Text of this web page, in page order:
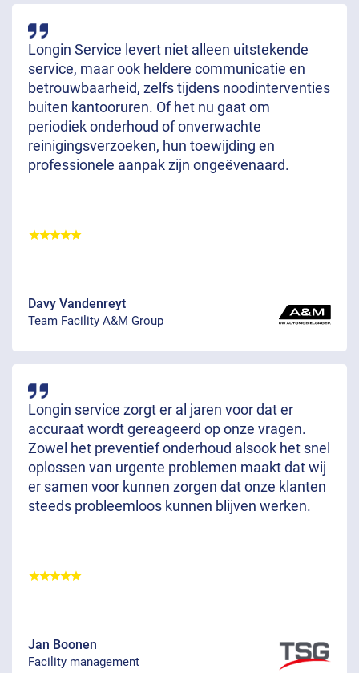
Longin Service levert niet alleen uitstekende
service, maar ook heldere communicatie en
betrouwbaarheid, zelfs tijdens noodinterventies
buiten kantooruren. Of het nu gaat om
periodiek onderhoud of onverwachte
reinigingsverzoeken, hun toewijding en
professionele aanpak zijn ongeëvenaard.
Davy Vandenreyt
Team Facility A&M Group
Longin service zorgt er al jaren voor dat er
accuraat wordt gereageerd op onze vragen.
Zowel het preventief onderhoud alsook het snel
oplossen van urgente problemen maakt dat wij
er samen voor kunnen zorgen dat onze klanten
steeds probleemloos kunnen blijven werken.
Jan Boonen
Facility management